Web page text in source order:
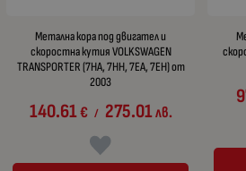
Метална кора под двигател и
скоростна кутия VOLKSWAGEN
TRANSPORTER (7HA, 7HH, 7EA, 7EH) от
2003
140.61€ / 275.01лв.